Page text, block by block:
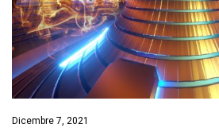
Dicembre 7, 2021